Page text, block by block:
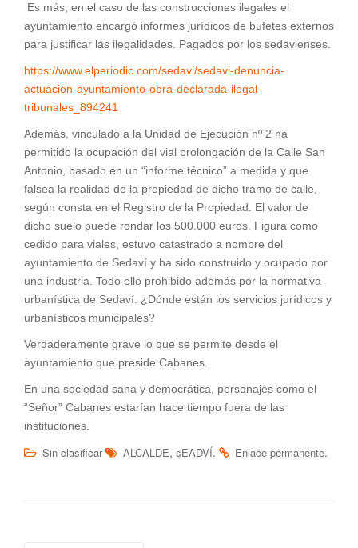
Es más, en el caso de las construcciones ilegales el
ayuntamiento encargó informes jurídicos de bufetes externos
para justificar las ilegalidades. Pagados por los sedavienses.
https://www.elperiodic.com/sedavi/sedavi-denuncia-
actuacion-ayuntamiento-obra-declarada-ilegal-
tribunales_894241
Además, vinculado a la Unidad de Ejecución nº 2 ha
permitido la ocupación del vial prolongación de la Calle San
Antonio, basado en un “informe técnico” a medida y que
falsea la realidad de la propiedad de dicho tramo de calle,
según consta en el Registro de la Propiedad. El valor de
dicho suelo puede rondar los 500.000 euros. Figura como
cedido para viales, estuvo catastrado a nombre del
ayuntamiento de Sedaví y ha sido construido y ocupado por
una industria. Todo ello prohibido además por la normativa
urbanística de Sedaví. ¿Dónde están los servicios jurídicos y
urbanísticos municipales?
Verdaderamente grave lo que se permite desde el
ayuntamiento que preside Cabanes.
En una sociedad sana y democrática, personajes como el
“Señor” Cabanes estarían hace tiempo fuera de las
instituciones.
Sin clasificar ALCALDE, sEADVÍ. Enlace permanente.